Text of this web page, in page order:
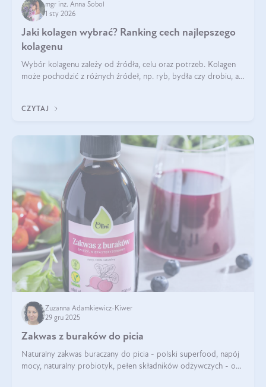
mgr inż. Anna Sobol
1 sty 2026
Jaki kolagen wybrać? Ranking cech najlepszego
kolagenu
Wybór kolagenu zależy od źródła, celu oraz potrzeb. Kolagen
może pochodzić z różnych źródeł, np. ryb, bydła czy drobiu, a
bydlęcy.
CZYTAJ
Zuzanna Adamkiewicz-Kiwer
29 gru 2025
Zakwas z buraków do picia
Naturalny zakwas buraczany do picia - polski superfood, napój
mocy, naturalny probiotyk, pełen składników odżywczych - o